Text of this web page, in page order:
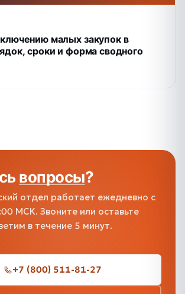
малых закупок в
сроки и форма сводного
вопросы?
отдел работает ежедневно с
МСК. Звоните или оставьте
в течение 5 минут.
+7 (800) 511-81-27